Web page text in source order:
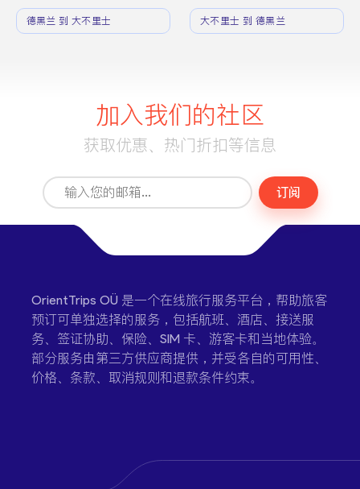
德黑兰 到 大不里士 大不里士 到 德黑兰
加入我们的社区
获取优惠、热门折扣等信息
订阅
OrientTrips OÜ 是一个在线旅行服务平台，帮助旅客
预订可单独选择的服务，包括航班、酒店、接送服
务、签证协助、保险、SIM 卡、游客卡和当地体验。
部分服务由第三方供应商提供，并受各自的可用性、
价格、条款、取消规则和退款条件约束。